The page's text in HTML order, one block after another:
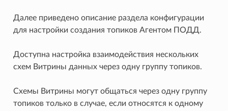
Далее приведено описание раздела конфигурации
для настройки создания топиков Агентом ПОДД.
Доступна настройка взаимодействия нескольких
схем Витрины данных через одну группу топиков.
Схемы Витрины могут общаться через одну группу
топиков только в случае, если относятся к одному